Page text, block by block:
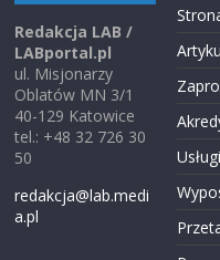
Redakcja LAB /
LABportal.pl
ul. Misjonarzy
Oblatów MN 3/1
40-129 Katowice
tel.: +48 32 726 30
50
redakcja@lab.medi
a.pl
Usługi